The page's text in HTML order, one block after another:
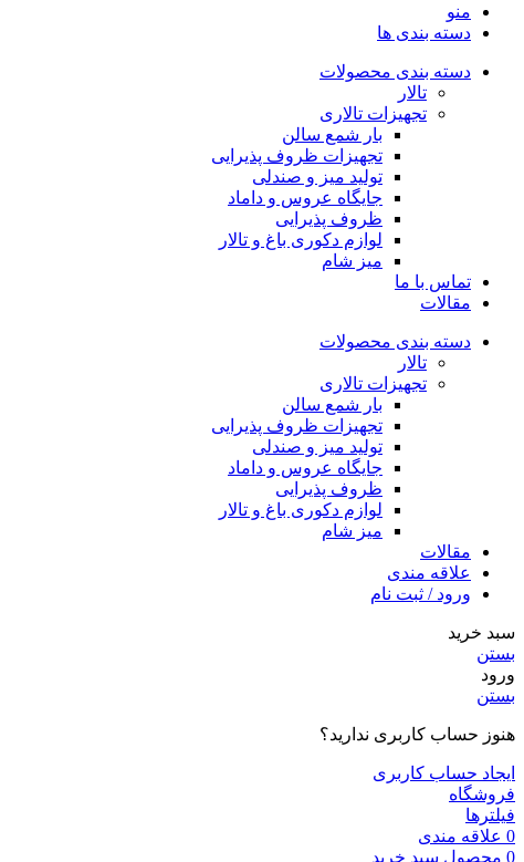
منو
دسته بندی ها
دسته بندی محصولات
تالار
تجهیزات تالاری
بار شمع سالن
تجهیزات ظروف پذیرایی
تولید میز و صندلی
جایگاه عروس و داماد
ظروف پذیرایی
لوازم دکوری باغ و تالار
میز شام
تماس با ما
مقالات
دسته بندی محصولات
تالار
تجهیزات تالاری
بار شمع سالن
تجهیزات ظروف پذیرایی
تولید میز و صندلی
جایگاه عروس و داماد
ظروف پذیرایی
لوازم دکوری باغ و تالار
میز شام
مقالات
علاقه مندی
ورود / ثبت نام
سبد خرید
بستن
ورود
بستن
هنوز حساب کاربری ندارید؟
ایجاد حساب کاربری
فروشگاه
فیلترها
0 علاقه مندی
0 محصول سبد خرید